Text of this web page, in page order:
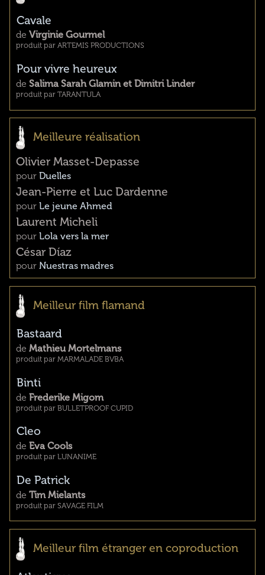
Cavale
de Virginie Gourmel
produit par ARTEMIS PRODUCTIONS
Pour vivre heureux
de Salima Sarah Glamin et Dimitri Linder
produit par TARANTULA
Meilleure réalisation
Olivier Masset-Depasse
pour Duelles
Jean-Pierre et Luc Dardenne
pour Le jeune Ahmed
Laurent Micheli
pour Lola vers la mer
César Díaz
pour Nuestras madres
Meilleur film flamand
Bastaard
de Mathieu Mortelmans
produit par MARMALADE BVBA
Binti
de Frederike Migom
produit par BULLETPROOF CUPID
Cleo
de Eva Cools
produit par LUNANIME
De Patrick
de Tim Mielants
produit par SAVAGE FILM
Meilleur film étranger en coproduction